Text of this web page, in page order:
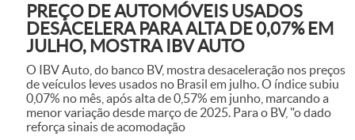
PREÇO DE AUTOMÓVEIS USADOS
DESACELERA PARA ALTA DE 0,07% EM
JULHO, MOSTRA IBV AUTO
O IBV Auto, do banco BV, mostra desaceleração nos preços
de veículos leves usados no Brasil em julho. O índice subiu
0,07% no mês, após alta de 0,57% em junho, marcando a
menor variação desde março de 2025. Para o BV, "o dado
reforça sinais de acomodação